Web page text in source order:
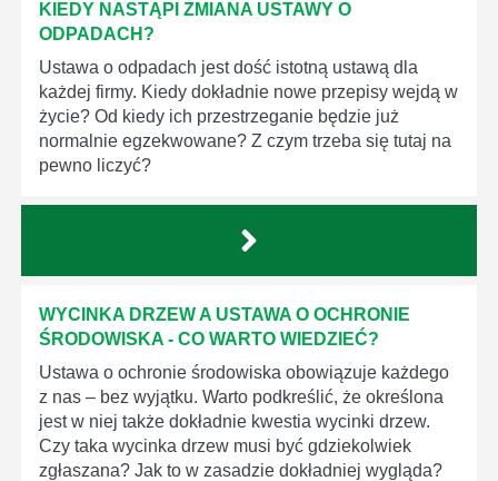
KIEDY NASTĄPI ZMIANA USTAWY O
ODPADACH?
Ustawa o odpadach jest dość istotną ustawą dla
każdej firmy. Kiedy dokładnie nowe przepisy wejdą w
życie? Od kiedy ich przestrzeganie będzie już
normalnie egzekwowane? Z czym trzeba się tutaj na
pewno liczyć?
WYCINKA DRZEW A USTAWA O OCHRONIE
ŚRODOWISKA - CO WARTO WIEDZIEĆ?
Ustawa o ochronie środowiska obowiązuje każdego
z nas – bez wyjątku. Warto podkreślić, że określona
jest w niej także dokładnie kwestia wycinki drzew.
Czy taka wycinka drzew musi być gdziekolwiek
zgłaszana? Jak to w zasadzie dokładniej wygląda?